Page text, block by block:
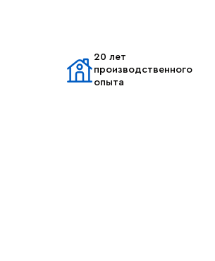
20 лет
производственного
опыта